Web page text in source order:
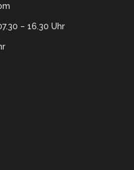
– 16.30 Uhr